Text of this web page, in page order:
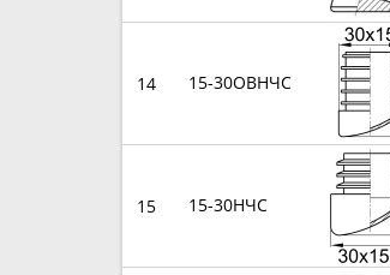
14 15-30ОВНЧС
15 15-30НЧС